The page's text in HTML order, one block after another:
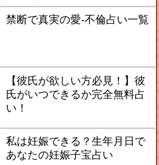
禁断で真実の愛-不倫占い一覧
【彼氏が欲しい方必見！】彼
氏がいつできるか完全無料占
い！
私は妊娠できる？生年月日で
あなたの妊娠子宝占い